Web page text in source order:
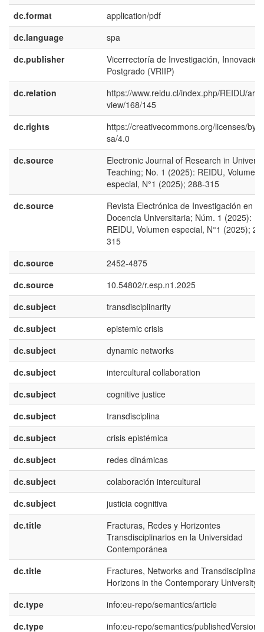
dc.format
application/pdf
dc.language
spa
dc.publisher
Vicerrectoría de Investigación,
Postgrado (VRIIP)
dc.relation
https://www.reidu.cl/index.php/REIDU/
view/168/145
dc.rights
https://creativecommons.org/licenses/by-
sa/4.0
dc.source
Electronic Journal of Research in
Teaching; No. 1 (2025): REIDU, Volumen
especial, N°1 (2025); 288-315
dc.source
Revista Electrónica de Investigación en
Docencia Universitaria; Núm. 1 (2025):
REIDU, Volumen especial, N°1 (2025);
315
dc.source
2452-4875
dc.source
10.54802/r.esp.n1.2025
dc.subject
transdisciplinarity
dc.subject
epistemic crisis
dc.subject
dynamic networks
dc.subject
intercultural collaboration
dc.subject
cognitive justice
dc.subject
transdisciplina
dc.subject
crisis epistémica
dc.subject
redes dinámicas
dc.subject
colaboración intercultural
dc.subject
justicia cognitiva
dc.title
Fracturas, Redes y Horizontes
Transdisciplinarios en la Universidad
Contemporánea
dc.title
Fractures, Networks and Transdisciplinary
Horizons in the Contemporary University
dc.type
info:eu-repo/semantics/article
dc.type
info:eu-repo/semantics/publishedVersion